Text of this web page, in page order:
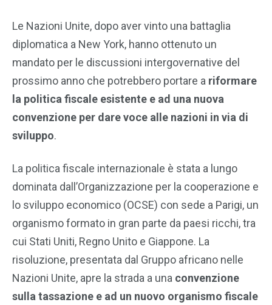
Le Nazioni Unite, dopo aver vinto una battaglia
diplomatica a New York, hanno ottenuto un
mandato per le discussioni intergovernative del
prossimo anno che potrebbero portare a riformare
la politica fiscale esistente e ad una nuova
convenzione per dare voce alle nazioni in via di
sviluppo.
La politica fiscale internazionale è stata a lungo
dominata dall’Organizzazione per la cooperazione e
lo sviluppo economico (OCSE) con sede a Parigi, un
organismo formato in gran parte da paesi ricchi, tra
cui Stati Uniti, Regno Unito e Giappone. La
risoluzione, presentata dal Gruppo africano nelle
Nazioni Unite, apre la strada a una convenzione
sulla tassazione e ad un nuovo organismo fiscale